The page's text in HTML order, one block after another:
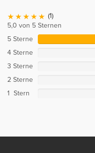
(1)
5,0 von 5 Sternen
5 Sterne
4 Sterne
3 Sterne
2 Sterne
1 Stern